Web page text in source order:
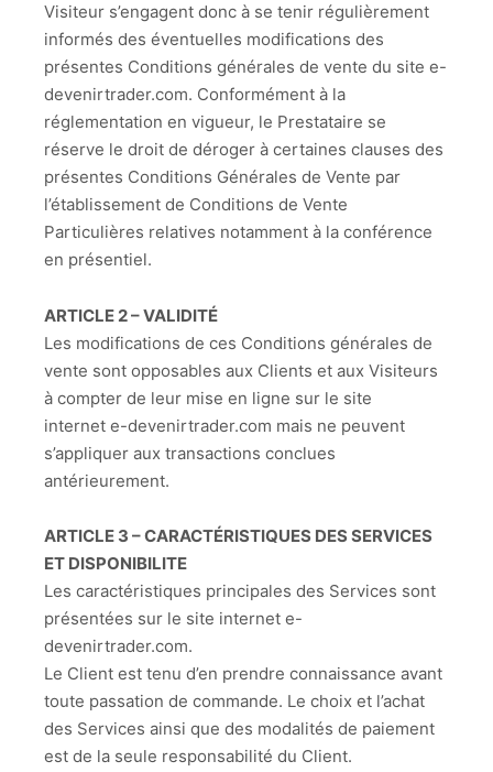
Visiteur s’engagent donc à se tenir régulièrement
informés des éventuelles modifications des
présentes Conditions générales de vente du site e-
devenirtrader.com. Conformément à la
réglementation en vigueur, le Prestataire se
réserve le droit de déroger à certaines clauses des
présentes Conditions Générales de Vente par
l’établissement de Conditions de Vente
Particulières relatives notamment à la conférence
en présentiel.
ARTICLE 2 – VALIDITÉ
Les modifications de ces Conditions générales de
vente sont opposables aux Clients et aux Visiteurs
à compter de leur mise en ligne sur le site
internet e-devenirtrader.com mais ne peuvent
s’appliquer aux transactions conclues
antérieurement.
ARTICLE 3 – CARACTÉRISTIQUES DES SERVICES
ET DISPONIBILITE
Les caractéristiques principales des Services sont
présentées sur le site internet e-
devenirtrader.com.
Le Client est tenu d’en prendre connaissance avant
toute passation de commande. Le choix et l’achat
des Services ainsi que des modalités de paiement
est de la seule responsabilité du Client.